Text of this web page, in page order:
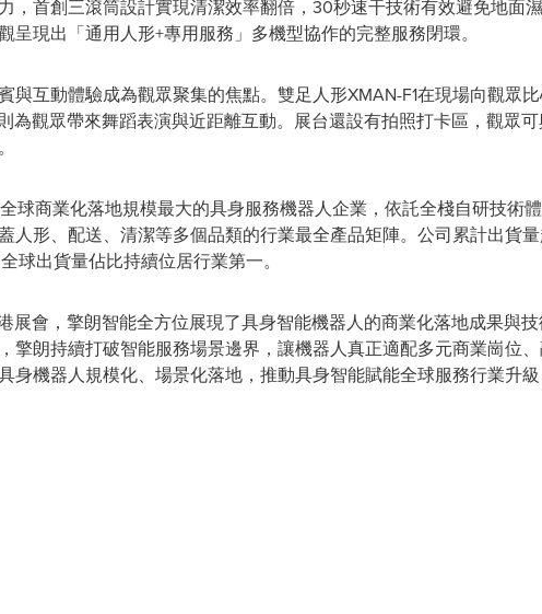
，首創三滾筒設計實現清潔效率翻倍，30秒速干技術有效避免地面
呈現出「通用人形+專用服務」多機型協作的完整服務閉環。
與互動體驗成為觀眾聚集的焦點。雙足人形XMAN-F1在現場向觀眾
為觀眾帶來舞蹈表演與近距離互動。展台還設有拍照打卡區，觀眾
球商業化落地規模最大的具身服務機器人企業，依託全棧自研技術
人形、配送、清潔等多個品類的行業最全產品矩陣。公司累計出貨
球出貨量佔比持續位居行業第一。
展會，擎朗智能全方位展現了具身智能機器人的商業化落地成果與
擎朗持續打破智能服務場景邊界，讓機器人真正適配多元商業崗位
身機器人規模化、場景化落地，推動具身智能賦能全球服務行業升級